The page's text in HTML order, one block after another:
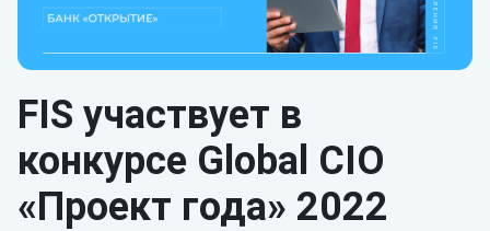
FIS участвует в
конкурсе Global CIO
«Проект года» 2022